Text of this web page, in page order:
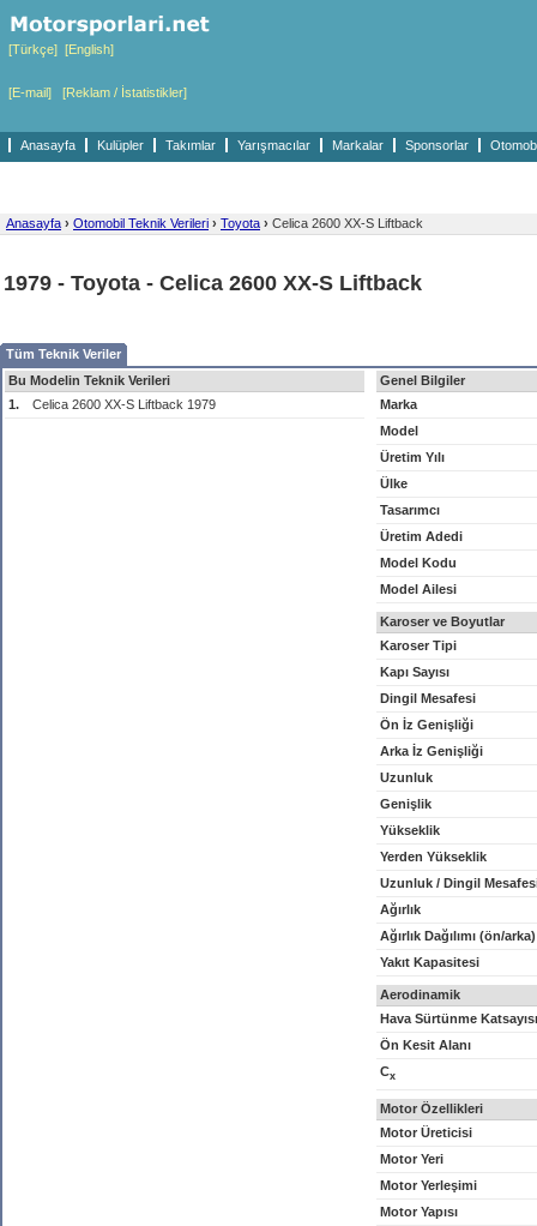
[Türkçe] [English]
[E-mail] [Reklam / İstatistikler]
Anasayfa Kulüpler Takımlar Yarışmacılar Markalar Sponsorlar
Anasayfa › Otomobil Teknik Verileri › Toyota › Celica 2600 XX-S Liftback
1979 - Toyota - Celica 2600 XX-S Liftback
Tüm Teknik Veriler
Bu Modelin Teknik Verileri
1.
Celica 2600 XX-S Liftback 1979
Genel Bilgiler
Marka
Model
Üretim Yılı
Ülke
Tasarımcı
Üretim Adedi
Model Kodu
Model Ailesi
Karoser ve Boyutlar
Karoser Tipi
Kapı Sayısı
Dingil Mesafesi
Ön İz Genişliği
Arka İz Genişliği
Uzunluk
Genişlik
Yükseklik
Yerden Yükseklik
Uzunluk / Dingil
Ağırlık
Ağırlık Dağılımı (ön/arka)
Yakıt Kapasitesi
Aerodinamik
Hava Sürtünme Katsayısı
Ön Kesit Alanı
Cx
Motor Özellikleri
Motor Üreticisi
Motor Yeri
Motor Yerleşimi
Motor Yapısı